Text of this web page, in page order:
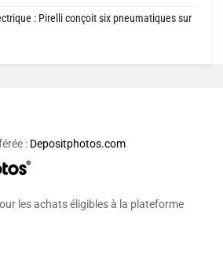
: Pirelli conçoit six pneumatiques sur
: Depositphotos.com
les achats éligibles à la plateforme